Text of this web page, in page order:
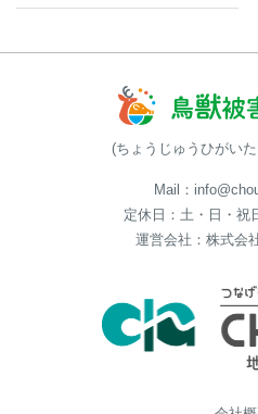
(ちょうじゅうひがい
Mail：
定休日：土・日・祝
運営会社：株式会